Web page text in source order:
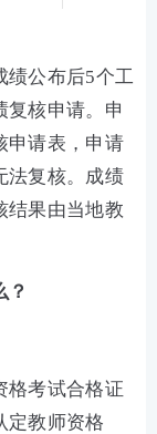
绩公布后5个工
复核申请。申
申请表，申请
法复核。成绩
结果由当地教
？
格考试合格证
定教师资格